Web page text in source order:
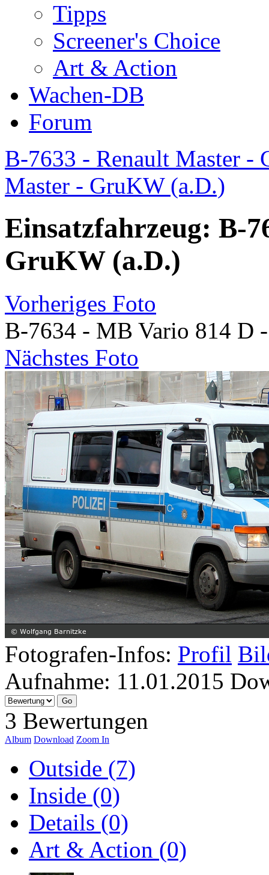
Tipps
Screener's Choice
Art & Action
Wachen-DB
Forum
B-7633 - Renault Master -
Master - GruKW (a.D.)
Einsatzfahrzeug: B-
GruKW (a.D.)
Vorheriges Foto
B-7634 - MB Vario 814 D
Nächstes Foto
Fotografen-Infos: Profil
Aufnahme: 11.01.2015
3 Bewertungen
Album Download Zoom In
Outside (7)
Inside (0)
Details (0)
Art & Action (0)